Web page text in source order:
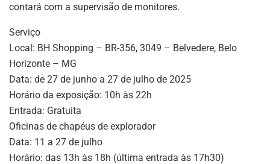
contará com a supervisão de monitores.
Serviço
Local: BH Shopping – BR-356, 3049 – Belvedere, Belo
Horizonte – MG
Data: de 27 de junho a 27 de julho de 2025
Horário da exposição: 10h às 22h
Entrada: Gratuita
Oficinas de chapéus de explorador
Data: 11 a 27 de julho
Horário: das 13h às 18h (última entrada às 17h30)